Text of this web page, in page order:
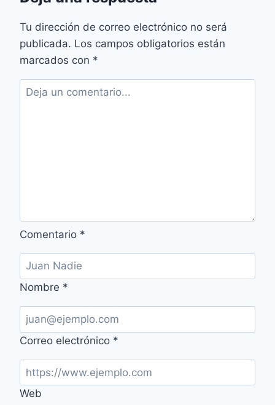
Tu dirección de correo electrónico no será
publicada. Los campos obligatorios están
marcados con *
Comentario *
Nombre *
Correo electrónico *
Web